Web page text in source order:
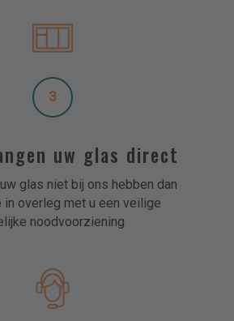
3
uw glas direct
glas niet bij ons hebben dan
in overleg met u een veilige
noodvoorziening